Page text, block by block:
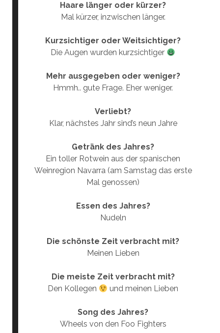
Haare länger oder kürzer?
Mal kürzer, inzwischen länger.
Kurzsichtiger oder Weitsichtiger?
Die Augen wurden kurzsichtiger
Mehr ausgegeben oder weniger?
Hmmh.. gute Frage. Eher weniger.
Verliebt?
Klar, nächstes Jahr sind’s neun Jahre
Getränk des Jahres?
Ein toller Rotwein aus der spanischen
Weinregion Navarra (am Samstag das erste
Mal genossen)
Essen des Jahres?
Nudeln
Die schönste Zeit verbracht mit?
Meinen Lieben
Die meiste Zeit verbracht mit?
Den Kollegen
und meinen Lieben
Song des Jahres?
Wheels von den Foo Fighters